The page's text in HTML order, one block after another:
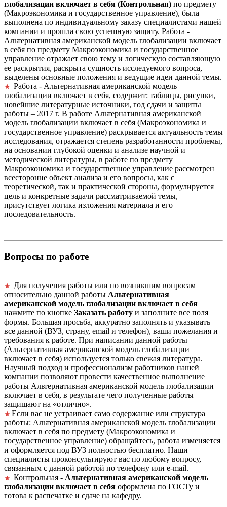
глобализации включает в себя (Контрольная) по предмету
(Макроэкономика и государственное управление), была
выполнена по индивидуальному заказу специалистами нашей
компании и прошла свою успешную защиту. Работа -
Альтернативная американской модель глобализации включает
в себя по предмету Макроэкономика и государственное
управление отражает свою тему и логическую составляющую
ее раскрытия, раскрыта сущность исследуемого вопроса,
выделены основные положения и ведущие идеи данной темы.
Работа - Альтернативная американской модель
глобализации включает в себя, содержит: таблицы, рисунки,
новейшие литературные источники, год сдачи и защиты
работы – 2017 г. В работе Альтернативная американской
модель глобализации включает в себя (Макроэкономика и
государственное управление) раскрывается актуальность темы
исследования, отражается степень разработанности проблемы,
на основании глубокой оценки и анализе научной и
методической литературы, в работе по предмету
Макроэкономика и государственное управление рассмотрен
всесторонне объект анализа и его вопросы, как с
теоретической, так и практической стороны, формулируется
цель и конкретные задачи рассматриваемой темы,
присутствует логика изложения материала и его
последовательность.
Вопросы по работе
Для получения работы или по возникшим вопросам
относительно данной работы Альтернативная
американской модель глобализации включает в себя
нажмите по кнопке Заказать работу и заполните все поля
формы. Большая просьба, аккуратно заполнять и указывать
все данной (ВУЗ, страну, email и телефон), ваши пожелания и
требования к работе. При написании данной работы
(Альтернативная американской модель глобализации
включает в себя) используется только свежая литература.
Научный подход и профессионализм работников нашей
компании позволяют провести качественное выполнение
работы Альтернативная американской модель глобализации
включает в себя, в результате чего полученные работы
защищают на «отлично».
Если вас не устраивает само содержание или структура
работы: Альтернативная американской модель глобализации
включает в себя по предмету (Макроэкономика и
государственное управление) обращайтесь, работа изменяется
и оформляется под ВУЗ полностью бесплатно. Наши
специалисты проконсультируют вас по любому вопросу,
связанным с данной работой по телефону или e-mail.
Контрольная - Альтернативная американской модель
глобализации включает в себя оформлена по ГОСТу и
готова к распечатке и сдаче на кафедру.